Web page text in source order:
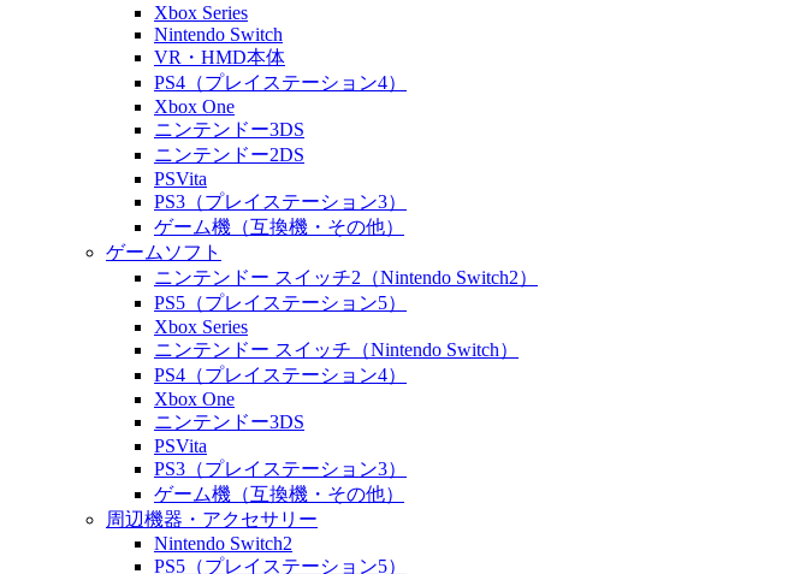
Xbox Series
Nintendo Switch
VR・HMD本体
PS4（プレイステーション4）
Xbox One
ニンテンドー3DS
ニンテンドー2DS
PSVita
PS3（プレイステーション3）
ゲーム機（互換機・その他）
ゲームソフト
ニンテンドー スイッチ2（Nintendo Switch2）
PS5（プレイステーション5）
Xbox Series
ニンテンドー スイッチ（Nintendo Switch）
PS4（プレイステーション4）
Xbox One
ニンテンドー3DS
PSVita
PS3（プレイステーション3）
ゲーム機（互換機・その他）
周辺機器・アクセサリー
Nintendo Switch2
PS5（プレイステーション5）